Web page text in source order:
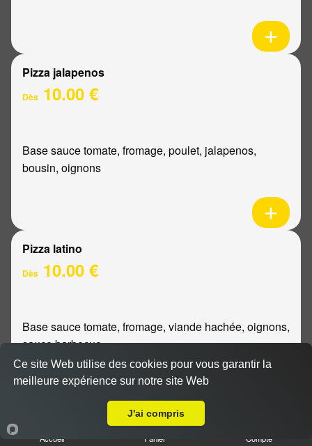
Pizza jalapenos
Dès 10.00 €
Base sauce tomate, fromage, poulet, jalapenos,
bousin, oignons
Pizza latino
Dès 10.00 €
Base sauce tomate, fromage, viande hachée, oignons,
sauce barbecue
Accueil Panier Compte
Ce site Web utilise des cookies pour vous garantir la
meilleure expérience sur notre site Web
J'ai compris